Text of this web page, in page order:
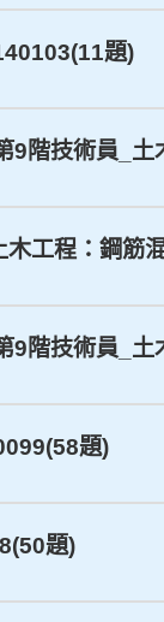
題)
階技術員_
工程：鋼筋
階技術員_
題)
題)